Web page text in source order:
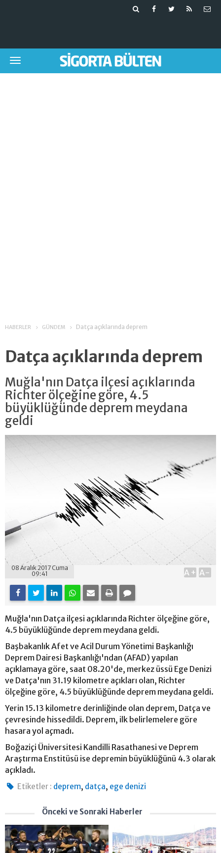
HABERLER GÜNDEM Datça açıklarında deprem
Datça açıklarında deprem
Muğla'nın Datça ilçesi açıklarında
Richter ölçeğine göre, 4.5
büyüklüğünde deprem meydana
geldi
08 Aralık 2017 Cuma
09:41
A+ A-
Muğla'nın Datça ilçesi açıklarında Richter ölçeğine göre,
4.5 büyüklüğünde deprem meydana geldi.
Başbakanlık Afet ve Acil Durum Yönetimi Başkanlığı
Deprem Dairesi Başkanlığı'ndan (AFAD) yapılan
açıklamaya göre, saat 08.20'de, merkez üssü Ege Denizi
ve Datça'nın 31.19 kilometre açıkları olan, Richter
ölçeğine göre, 4.5 büyüklüğünde deprem meydana geldi.
Yerin 15.13 kilometre derinliğinde olan deprem, Datça ve
çevresinde hissedildi. Deprem, ilk belirlemelere göre
hasara yol açmadı.
Boğaziçi Üniversitesi Kandilli Rasathanesi ve Deprem
Araştırma Enstitüsü ise depremin büyüklüğünü 4.3 olarak
açıkladı.
Etiketler : deprem, datça, ege denizi
Önceki ve Sonraki Haberler